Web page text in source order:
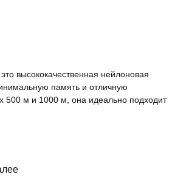
высококачественная нейлоновая
память и отличную
500 м и 1000 м, она идеально подходит